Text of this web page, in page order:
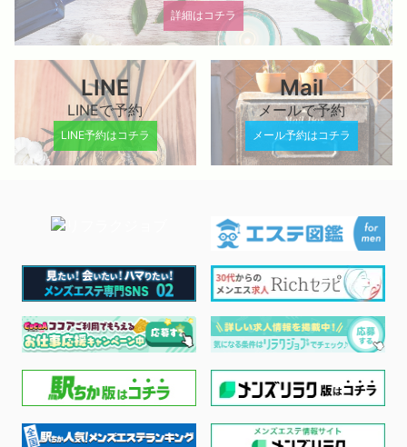
詳細はコチラ
LINE
LINEで予約
LINE予約はコチラ
Mail
メールで予約
メール予約はコチラ